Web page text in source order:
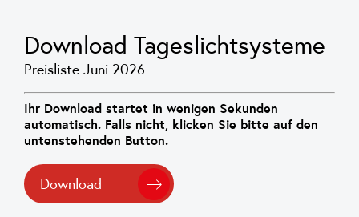
Download Tageslichtsysteme
Preisliste Juni 2026
Ihr Download startet in wenigen Sekunden
automatisch. Falls nicht, klicken Sie bitte auf den
untenstehenden Button.
Download